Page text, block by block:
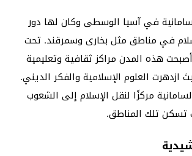
في آسيا الوسطى وكان لها دور
في مناطق مثل بخارى وسمرقند. تحت
هذه المدن مراكز ثقافية وتعليمية
ازدهرت العلوم الإسلامية والفكر الديني.
مركزًا لنقل الإسلام إلى الشعوب
تسكن تلك المناطق.